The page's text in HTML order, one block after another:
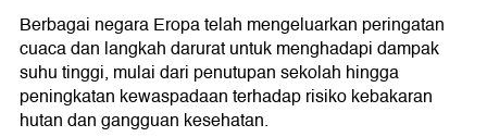
Berbagai negara Eropa telah mengeluarkan peringatan
cuaca dan langkah darurat untuk menghadapi dampak
suhu tinggi, mulai dari penutupan sekolah hingga
peningkatan kewaspadaan terhadap risiko kebakaran
hutan dan gangguan kesehatan.